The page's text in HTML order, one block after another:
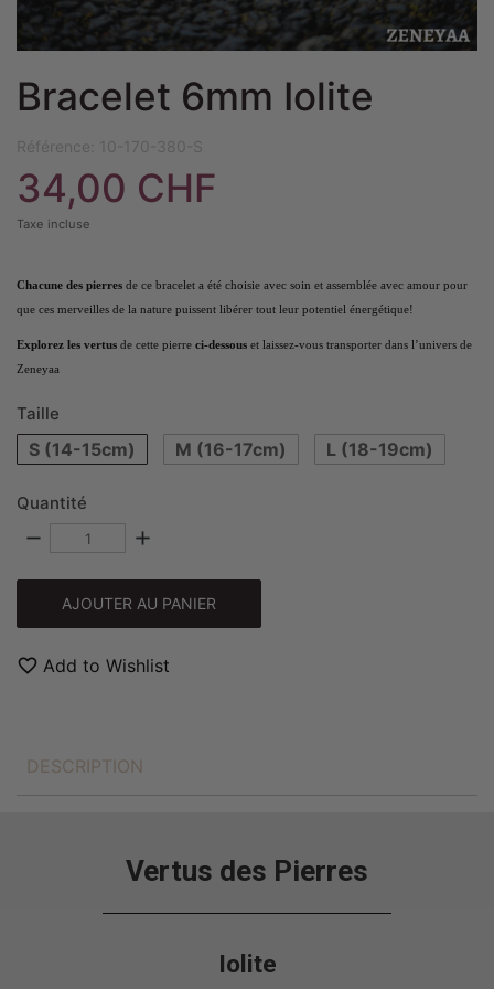
Bracelet 6mm Iolite
Référence: 10-170-380-S
34,00 CHF
Taxe incluse
Chacune des pierres de ce bracelet a été choisie avec soin et assemblée avec amour pour
que ces merveilles de la nature puissent libérer tout leur potentiel énergétique!
Explorez les vertus de cette pierre ci-dessous et laissez-vous transporter dans l’univers de
Zeneyaa
Taille
S (14-15cm) M (16-17cm) L (18-19cm)
Quantité
remove add
AJOUTER AU PANIER
favorite_border Add to Wishlist
DESCRIPTION
Vertus des Pierres
Iolite